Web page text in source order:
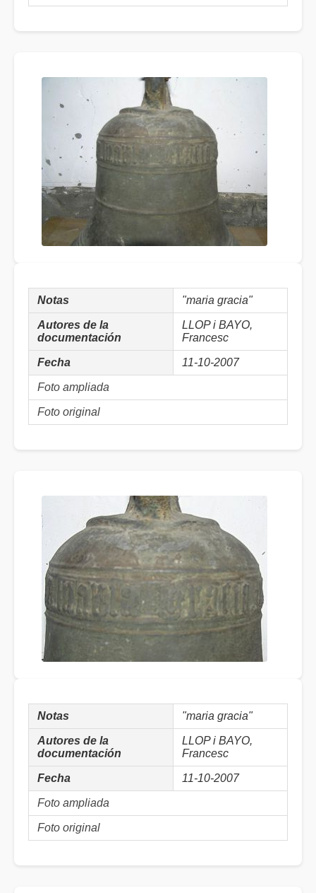
Notas "maria gracia"
Autores de la
documentación
LLOP i BAYO,
Francesc
Fecha 11-10-2007
Foto ampliada
Foto original
Notas "maria gracia"
Autores de la
documentación
LLOP i BAYO,
Francesc
Fecha 11-10-2007
Foto ampliada
Foto original